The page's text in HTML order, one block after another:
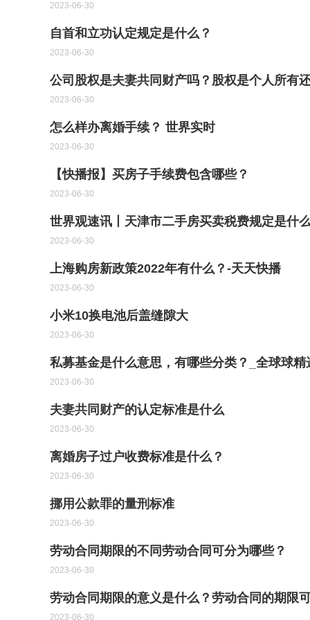
2023-06-30
自首和立功认定规定是什么？
2023-06-30
公司股权是夫妻共同财产吗？股权是个人所有
2023-06-30
怎么样办离婚手续？ 世界实时
2023-06-30
【快播报】买房子手续费包含哪些？
2023-06-30
世界观速讯丨天津市二手房买卖税费规定是什
2023-06-30
上海购房新政策2022年有什么？-天天快播
2023-06-30
小米10换电池后盖缝隙大
2023-06-30
私募基金是什么意思，有哪些分类？_全球球精
2023-06-30
夫妻共同财产的认定标准是什么
2023-06-30
离婚房子过户收费标准是什么？
2023-06-30
挪用公款罪的量刑标准
2023-06-30
劳动合同期限的不同劳动合同可分为哪些？
2023-06-30
劳动合同期限的意义是什么？劳动合同的期限
2023-06-30